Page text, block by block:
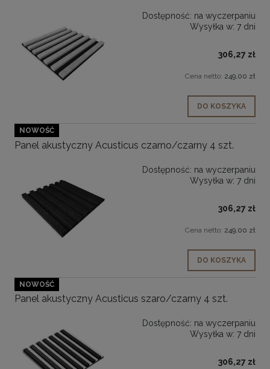
Dostępność: na wyczerpaniu
Wysyłka w: 7 dni
306,27 zł
Cena netto: 249,00 zł
DO KOSZYKA
Panel akustyczny Acusticus czarno/czarny 4 szt.
Dostępność: na wyczerpaniu
Wysyłka w: 7 dni
306,27 zł
Cena netto: 249,00 zł
DO KOSZYKA
NOWOŚĆ
Panel akustyczny Acusticus szaro/czarny 4 szt.
Dostępność: na wyczerpaniu
Wysyłka w: 7 dni
306,27 zł
NOWOŚĆ